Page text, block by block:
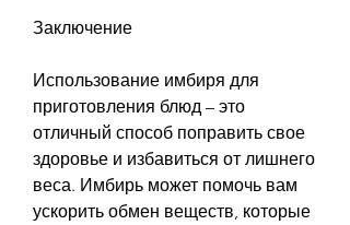
Заключение
Использование имбиря для
приготовления блюд – это
отличный способ поправить свое
здоровье и избавиться от лишнего
веса. Имбирь может помочь вам
ускорить обмен веществ, которые